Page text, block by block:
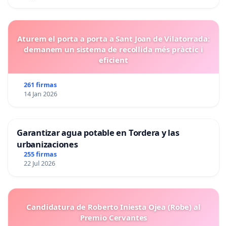
Aturem el porta a porta a Sant Joan de Vilatorrada:
demanem un sistema de recollida més pràctic i
eficient
261 firmas
14 Jan 2026
Garantizar agua potable en Tordera y las
urbanizaciones
255 firmas
22 Jul 2026
Candidatura de Roberto Iniesta Ojea (Robe) al
Premio Cervantes